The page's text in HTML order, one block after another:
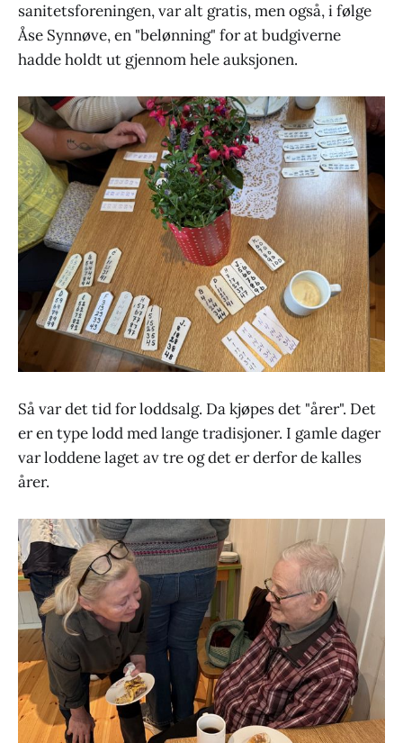
sanitetsforeningen, var alt gratis, men også, i følge
Åse Synnøve, en "belønning" for at budgiverne
hadde holdt ut gjennom hele auksjonen.
Så var det tid for loddsalg. Da kjøpes det "årer". Det
er en type lodd med lange tradisjoner. I gamle dager
var loddene laget av tre og det er derfor de kalles
årer.